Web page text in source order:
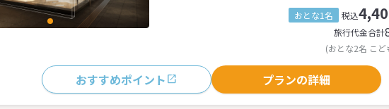
おとな1名 税込
旅行代金合計
(おとな2名 こ
おすすめポイント プランの詳細